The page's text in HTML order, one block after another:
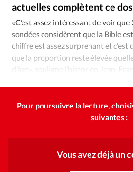
Opinions
Publireportage
Société
Tour du monde des
Vécu
Vie Intérieure
actuelles complètent ce
«C’est assez intéressant de voir
sondées considèrent que la Bible
chiffre est assez surprenant et c’est
que la proportion reste élevée
d’âge», souligne l’historien Jean-
Pour poursuivre la lecture,
suivantes :
Vous avez déjà un